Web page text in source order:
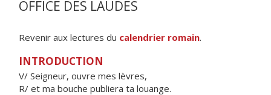
OFFICE DES LAUDES
Revenir aux lectures du calendrier romain.
INTRODUCTION
V/ Seigneur, ouvre mes lèvres,
R/ et ma bouche publiera ta louange.